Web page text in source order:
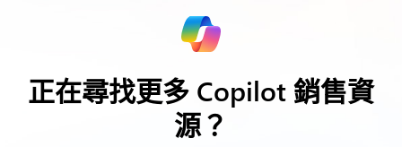
正在尋找更多 Copilot 銷售資
源？